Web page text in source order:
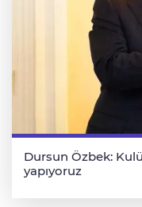
Dursun Özbek:
yapıyoruz